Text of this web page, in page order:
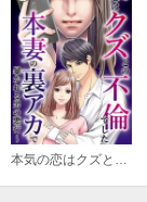
本気の恋はクズとの不倫でした ～本妻の裏アカで暴かれる男の悪行～